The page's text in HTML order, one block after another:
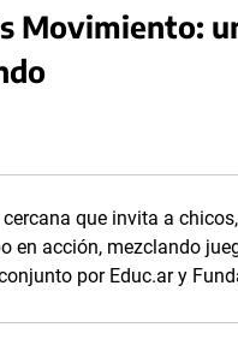
Movimiento:
que invita a
en acción, mezclando
por Educ.ar y